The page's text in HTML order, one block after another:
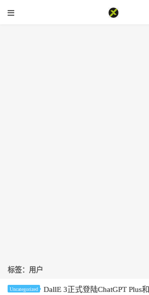
标签：用户
Uncategorized
DallE 3正式登陆ChatGPT Plus和